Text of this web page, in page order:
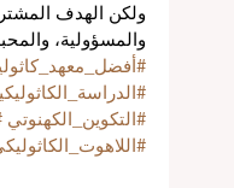
ولكن الهدف
والمسؤولية،
#التكوين_الكهنوتي